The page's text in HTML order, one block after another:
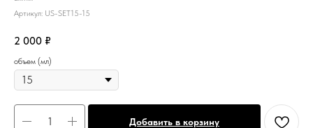
Артикул: US-SET15-15
2 000 ₽
объем (мл)
Добавить в корзину